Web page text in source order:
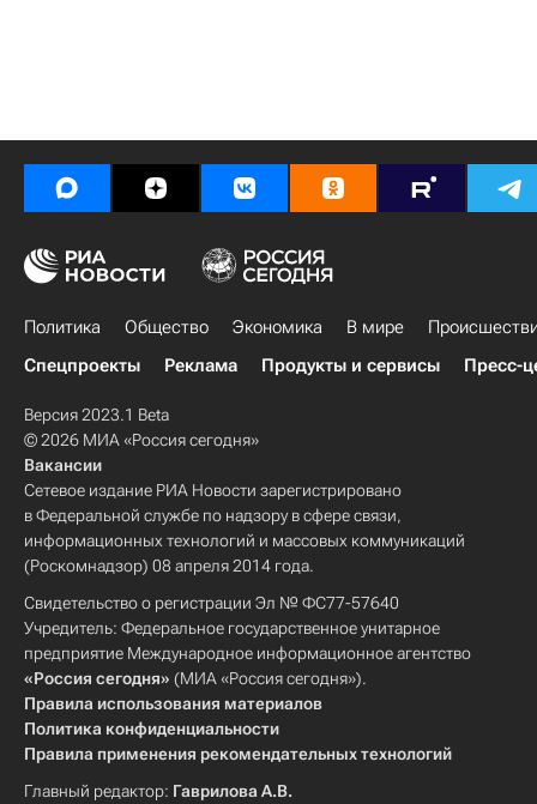
Политика Общество Экономика В мире
Спецпроекты
Реклама Продукты и сервисы Пресс-
Версия 2023.1 Beta
© 2026 МИА «Россия сегодня»
Вакансии
Сетевое издание РИА Новости зарегистрировано
в Федеральной службе по надзору в сфере связи,
информационных технологий и массовых коммуникаций
(Роскомнадзор) 08 апреля 2014 года.
Свидетельство о регистрации Эл № ФС77-57640
Учредитель: Федеральное государственное унитарное
предприятие Международное информационное агентство
«Россия сегодня» (МИА «Россия сегодня»).
Правила использования материалов
Политика конфиденциальности
Правила применения рекомендательных технологий
Главный редактор: Гаврилова А.В.